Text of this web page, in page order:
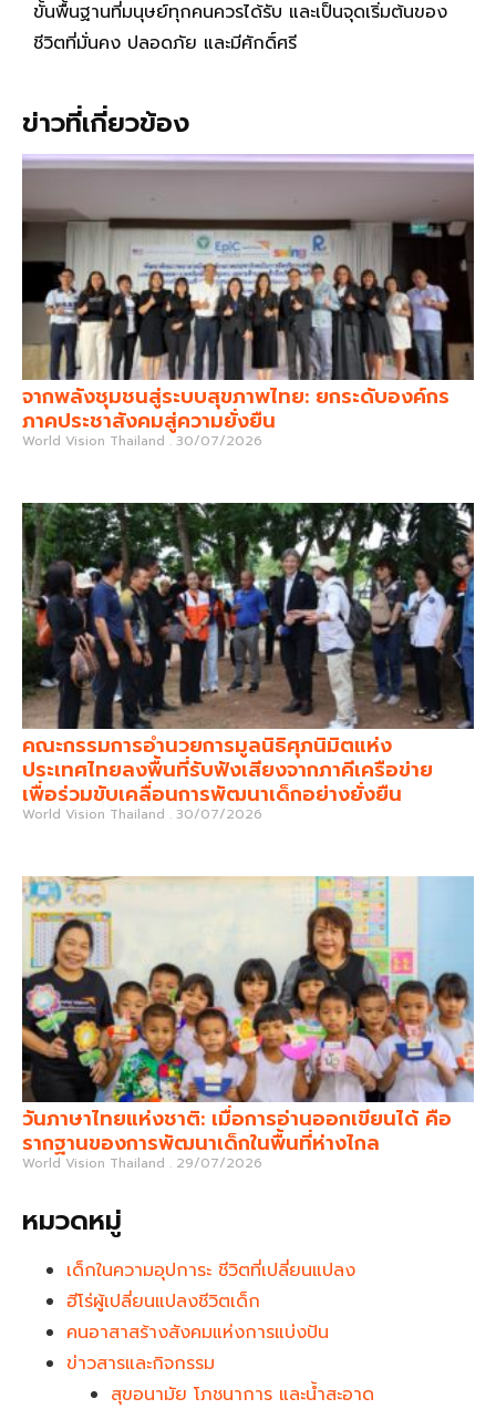
ขั้นพื้นฐานที่มนุษย์ทุกคนควรได้รับ และเป็นจุดเริ่มต้นของ
ชีวิตที่มั่นคง ปลอดภัย และมีศักดิ์ศรี
ข่าวที่เกี่ยวข้อง
จากพลังชุมชนสู่ระบบสุขภาพไทย: ยกระดับองค์กร
ภาคประชาสังคมสู่ความยั่งยืน
World Vision Thailand 30/07/2026
คณะกรรมการอำนวยการมูลนิธิศุภนิมิตแห่ง
ประเทศไทยลงพื้นที่รับฟังเสียงจากภาคีเครือข่าย
เพื่อร่วมขับเคลื่อนการพัฒนาเด็กอย่างยั่งยืน
World Vision Thailand 30/07/2026
วันภาษาไทยแห่งชาติ: เมื่อการอ่านออกเขียนได้ คือ
รากฐานของการพัฒนาเด็กในพื้นที่ห่างไกล
World Vision Thailand 29/07/2026
หมวดหมู่
เด็กในความอุปการะ ชีวิตที่เปลี่ยนแปลง
ฮีโร่ผู้เปลี่ยนแปลงชีวิตเด็ก
คนอาสาสร้างสังคมแห่งการแบ่งปัน
ข่าวสารและกิจกรรม
สุขอนามัย โภชนาการ และน้ำสะอาด